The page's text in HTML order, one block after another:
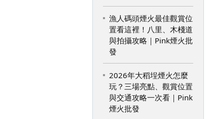
漁人碼頭煙火最佳觀賞位
置看這裡！八里、木棧道
與拍攝攻略｜Pink煙火批
發
2026年大稻埕煙火怎麼
玩？三場亮點、觀賞位置
與交通攻略一次看｜Pink
煙火批發